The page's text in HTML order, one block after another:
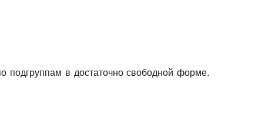
в достаточно свободной форме.